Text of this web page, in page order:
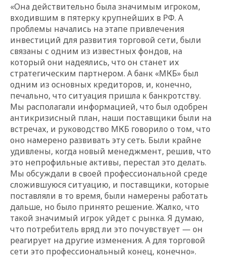
«Она действительно была значимым игроком,
входившим в пятерку крупнейших в РФ. А
проблемы начались на этапе привлечения
инвестиций для развития торговой сети, были
связаны с одним из известных фондов, на
который они надеялись, что он станет их
стратегическим партнером. А банк «МКБ» был
одним из основных кредиторов, и, конечно,
печально, что ситуация пришла к банкротству.
Мы располагали информацией, что был одобрен
антикризисный план, наши поставщики были на
встречах, и руководство МКБ говорило о том, что
оно намерено развивать эту сеть. Были крайне
удивлены, когда новый менеджмент, решив, что
это непрофильные активы, перестал это делать.
Мы обсуждали в своей профессиональной среде
сложившуюся ситуацию, и поставщики, которые
поставляли в то время, были намерены работать
дальше, но было принято решение. Жалко, что
такой значимый игрок уйдет с рынка. Я думаю,
что потребитель вряд ли это почувствует — он
реагирует на другие изменения. А для торговой
сети это профессиональный конец, конечно».